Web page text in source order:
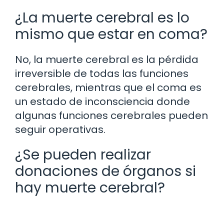
¿La muerte cerebral es lo
mismo que estar en coma?
No, la muerte cerebral es la pérdida
irreversible de todas las funciones
cerebrales, mientras que el coma es
un estado de inconsciencia donde
algunas funciones cerebrales pueden
seguir operativas.
¿Se pueden realizar
donaciones de órganos si
hay muerte cerebral?